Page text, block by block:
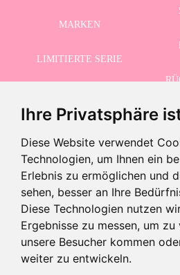
Ihre Privatsphäre
Diese Website verwendet
Technologien, um Ihnen ein
Erlebnis zu ermöglichen und
sehen, besser an Ihre
Diese Technologien nutzen
Ergebnisse zu messen, um
unsere Besucher kommen
weiter zu entwickeln.
MARKEN
LIMITIERTE SERIE
SCHLUSSVERKAUF
ERHALTEN SIE UNSERE NEUESTEN
Ich akzeptiere die